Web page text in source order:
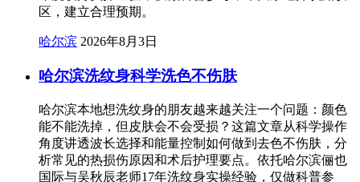
区，建立合理预期。
哈尔滨 2026年8月3日
哈尔滨洗纹身科学洗色不伤肤
哈尔滨本地想洗纹身的朋友越来越关注一个问题：颜色
能不能洗掉，但皮肤会不会受损？这篇文章从科学操作
角度讲透波长选择和能量控制如何做到去色不伤肤，分
析常见的热损伤原因和术后护理要点。依托哈尔滨俪也
国际与吴秋辰老师17年洗纹身实操经验，仅做科普参